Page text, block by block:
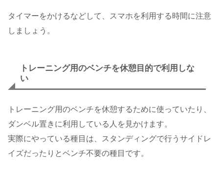
タイマーをかけるなどして、スマホを利用する時間に注意
しましょう。
トレーニング用のベンチを休憩目的で利用しな
い
トレーニング用のベンチを休憩するために使っていたり、
ダンベル置きに利用している人を見かけます。
実際にやっている種目は、スタンディングで行うサイドレ
イズだったりとベンチ不要の種目です。